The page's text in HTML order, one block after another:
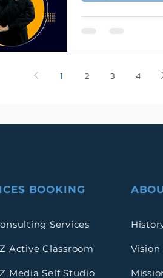
ปรับการสอ
กลยุทธ์
ดร.วัชรพง
1 2 3 4
BOOKING
Services
Active Classroom
Media Self Studio
Vision